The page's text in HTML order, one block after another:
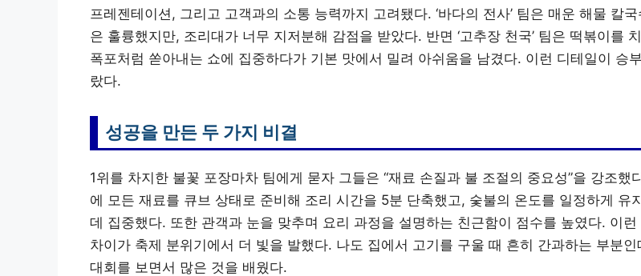
프레젠테이션, 그리고 고객과의 소통 능력까지 고려됐다. ‘바다의 전사’ 팀은 매운 해물 칼
은 훌륭했지만, 조리대가 너무 지저분해 감점을 받았다. 반면 ‘고추장 천국’ 팀은 떡볶이를
폭포처럼 쏟아내는 쇼에 집중하다가 기본 맛에서 밀려 아쉬움을 남겼다. 이런 디테일이 승
랐다.
성공을 만든 두 가지 비결
1위를 차지한 불꽃 포장마차 팀에게 묻자 그들은 “재료 손질과 불 조절의 중요성”을 강조했
에 모든 재료를 큐브 상태로 준비해 조리 시간을 5분 단축했고, 숯불의 온도를 일정하게 유
데 집중했다. 또한 관객과 눈을 맞추며 요리 과정을 설명하는 친근함이 점수를 높였다. 이런
차이가 축제 분위기에서 더 빛을 발했다. 나도 집에서 고기를 구울 때 흔히 간과하는 부분인
대회를 보면서 많은 것을 배웠다.